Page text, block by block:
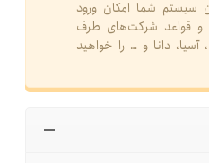
سیستم شما امکان ورود
و قواعد شرکت‌های طرف
آسیا، دانا و … را خواهید